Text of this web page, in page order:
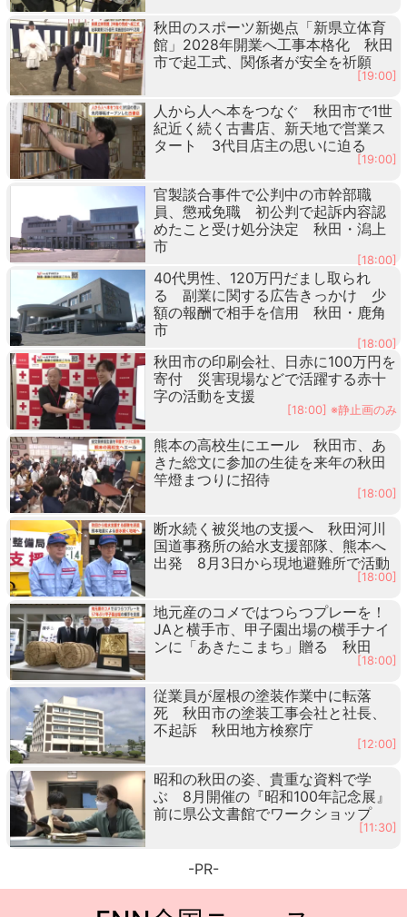
秋田のスポーツ新拠点「新県立体育
館」2028年開業へ工事本格化 秋田
市で起工式、関係者が安全を祈願
[19:00]
人から人へ本をつなぐ 秋田市で1世
紀近く続く古書店、新天地で営業ス
タート 3代目店主の思いに迫る
[19:00]
官製談合事件で公判中の市幹部職
員、懲戒免職 初公判で起訴内容認
めたこと受け処分決定 秋田・潟上
市
[18:00]
40代男性、120万円だまし取られ
る 副業に関する広告きっかけ 少
額の報酬で相手を信用 秋田・鹿角
市
[18:00]
秋田市の印刷会社、日赤に100万円を
寄付 災害現場などで活躍する赤十
字の活動を支援
[18:00] ※静止画のみ
熊本の高校生にエール 秋田市、あ
きた総文に参加の生徒を来年の秋田
竿燈まつりに招待
[18:00]
断水続く被災地の支援へ 秋田河川
国道事務所の給水支援部隊、熊本へ
出発 8月3日から現地避難所で活動
[18:00]
地元産のコメではつらつプレーを！
JAと横手市、甲子園出場の横手ナイ
ンに「あきたこまち」贈る 秋田
[18:00]
従業員が屋根の塗装作業中に転落
死 秋田市の塗装工事会社と社長、
不起訴 秋田地方検察庁
[12:00]
昭和の秋田の姿、貴重な資料で学
ぶ 8月開催の『昭和100年記念展』
前に県公文書館でワークショップ
[11:30]
-PR-